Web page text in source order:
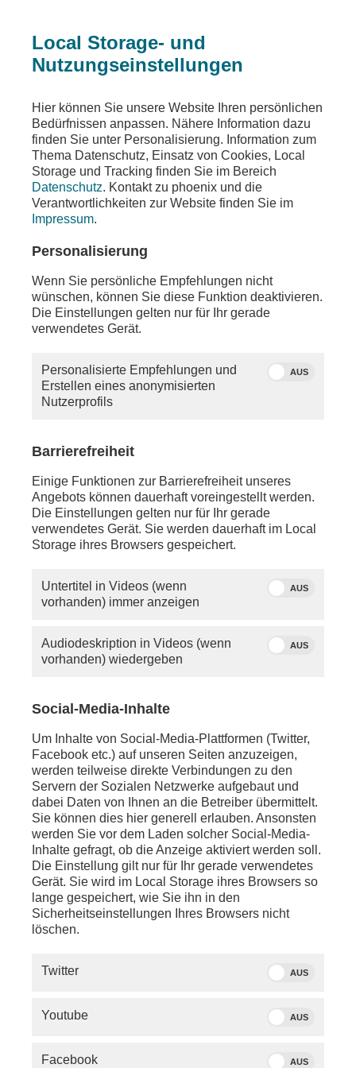
Ein Fehler ist aufgetreten
Die angeforderte Seite wurde nicht gefunden
Die von Ihnen gewünschten Inhalte sind unter der
aufgerufenen Adresse nicht oder auch nicht mehr
vorhanden. Möglicherweise haben Sie einen
veralteten Link oder ein altes Lesezeichen
Besuchen Sie unsereHomepage, um sich über
unser aktuelles Angebot zu informieren.
schreiben Sie uns eineE-Mail.
Sie vermissen einen Beitrag? Aufgrund der
PHOENIX.online viele Beiträge nicht mehr so lange
SERVICE
Local Storage- und
Nutzungseinstellungen
Hier können Sie unsere Website Ihren persönlichen
Bedürfnissen anpassen. Nähere Information dazu
finden Sie unter Personalisierung. Information zum
Thema Datenschutz, Einsatz von Cookies, Local
Storage und Tracking finden Sie im Bereich
Datenschutz. Kontakt zu phoenix und die
Verantwortlichkeiten zur Website finden Sie im
Impressum.
Personalisierung
Wenn Sie persönliche Empfehlungen nicht
wünschen, können Sie diese Funktion deaktivieren.
Die Einstellungen gelten nur für Ihr gerade
verwendetes Gerät.
Personalisierte Empfehlungen und
Erstellen eines anonymisierten
Nutzerprofils
AUS
Barrierefreiheit
Einige Funktionen zur Barrierefreiheit unseres
Angebots können dauerhaft voreingestellt werden.
Die Einstellungen gelten nur für Ihr gerade
verwendetes Gerät. Sie werden dauerhaft im Local
Storage ihres Browsers gespeichert.
Untertitel in Videos (wenn
vorhanden) immer anzeigen
AUS
Audiodeskription in Videos (wenn
vorhanden) wiedergeben
AUS
Social-Media-Inhalte
Um Inhalte von Social-Media-Plattformen (Twitter,
Facebook etc.) auf unseren Seiten anzuzeigen,
werden teilweise direkte Verbindungen zu den
Servern der Sozialen Netzwerke aufgebaut und
dabei Daten von Ihnen an die Betreiber übermittelt.
Sie können dies hier generell erlauben. Ansonsten
werden Sie vor dem Laden solcher Social-Media-
Inhalte gefragt, ob die Anzeige aktiviert werden soll.
Die Einstellung gilt nur für Ihr gerade verwendetes
Gerät. Sie wird im Local Storage ihres Browsers so
lange gespeichert, wie Sie ihn in den
Sicherheitseinstellungen Ihres Browsers nicht
löschen.
Twitter AUS
Youtube AUS
Facebook AUS